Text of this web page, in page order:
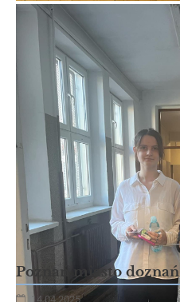
Poznań miasto doznań
14.04.2025